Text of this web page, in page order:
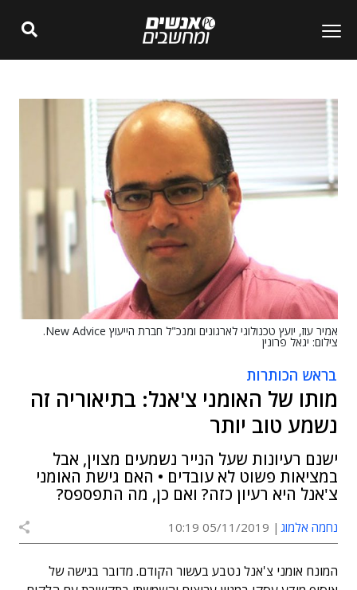
אמיר עוז, יועץ טכנולוגי לארגונים ומנכ"ל חברת הייעוץ New Advice.
צילום: יגאל פרונין
בראש הכותרות
מותו של האומני צ'אנל: בתיאוריה זה
נשמע טוב יותר
ישנם רעיונות שעל הנייר נשמעים מצוין, אבל
במציאות פשוט לא עובדים • האם גישת האומני
צ'אנל היא רעיון כזה? ואם כן, מה התפספס?
נחמה אלמוג 05/11/2019 10:19
המונח אומני צ'אנל נטבע בעשור הקודם. מדובר בגישה של